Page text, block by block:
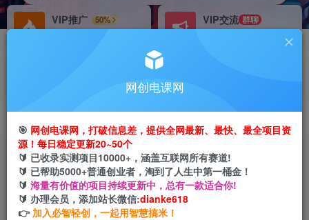
VIP推广
50%
VIP交流 群聊
研究探讨更多创业项目路子。
搭建同款网站，自己当老板
（5551期）外面收费2980的天龙八部2全自动挂机
项目，单窗口10R项目【教学视频+脚本】
网创电课网
2年前发布
网创电课网
🎯 网创电课网，打破信息差，提供全网最新、最快、最全项目资
源！每日稳定更新20~50个
🔰 已收录实测项目10000+，涵盖互联网所有赛道!
🔰 已帮助5000+普通创业者，淘到了人生中第一桶金！
🔰 海量有价值的项目持续更新中，总有一款适合你!
🔰 办理会员，添加站长微信:dianke618
👉 加入必智轻创，一起用智慧搞米！